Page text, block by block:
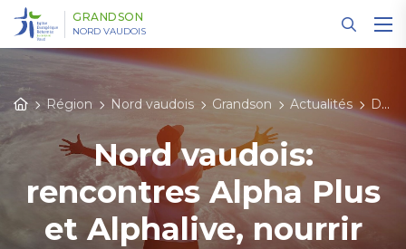
GRANDSON
NORD VAUDOIS
Région Nord vaudois Grandson Actualités Détail des actualités
Nord vaudois:
rencontres Alpha Plus
et Alphalive, nourrir
Panneau de gestion des cookies